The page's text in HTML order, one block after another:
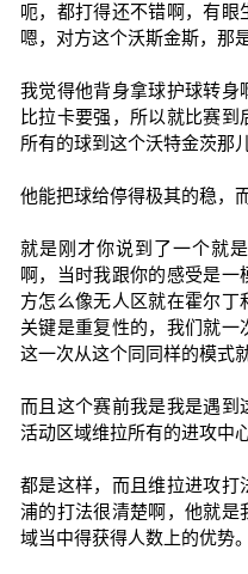
呃，都打得还不错啊，有眼
嗯，对方这个沃斯金斯，那
我觉得他背身拿球护球转身
比拉卡要强，所以就比赛
所有的球到这个沃特金茨那
他能把球给停得极其的稳，
就是刚才你说到了一个就
啊，当时我跟你的感受是
方怎么像无人区就在霍尔丁
关键是重复性的，我们就
这一次从这个同同样的模式
而且这个赛前我是我是遇到
活动区域维拉所有的进攻中心
都是这样，而且维拉进攻打
浦的打法很清楚啊，他就是
域当中得获得人数上的优势。